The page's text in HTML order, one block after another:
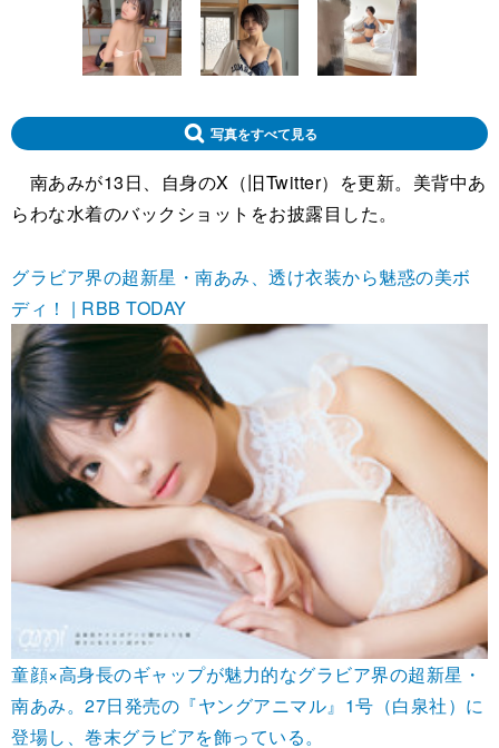
写真をすべて見る
南あみが13日、自身のX（旧Twitter）を更新。美背中あ
らわな水着のバックショットをお披露目した。
グラビア界の超新星・南あみ、透け衣装から魅惑の美ボ
ディ！ | RBB TODAY
童顔×高身長のギャップが魅力的なグラビア界の超新星・
南あみ。27日発売の『ヤングアニマル』1号（白泉社）に
登場し、巻末グラビアを飾っている。